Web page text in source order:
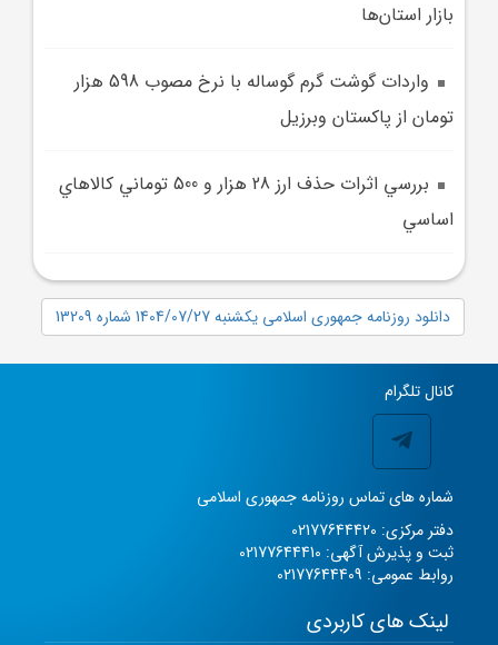
بازار استان‌ها
واردات گوشت گرم گوساله با نرخ مصوب 598 هزار
تومان از پاکستان وبرزيل
بررسي اثرات حذف ارز 28 هزار و 500 توماني کالا‌هاي
اساسي
دانلود روزنامه جمهوری اسلامی یکشنبه 1404/07/27 شماره 13209
کانال تلگرام
شماره های تماس روزنامه جمهوری اسلامی
دفتر مرکزی: 02177644420
ثبت و پذیرش آگهی: 02177644410
روابط عمومی: 02177644409
لینک های کاربردی